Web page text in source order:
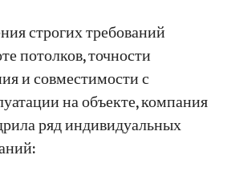
строгих требований
потолков, точности
и совместимости с
на объекте, компания
ряд индивидуальных